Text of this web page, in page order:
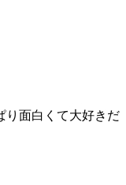
り面白くて大好きだ